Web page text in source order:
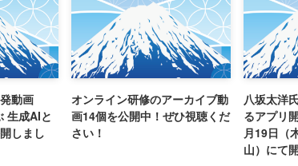
動画
生成AIと
しまし
オンライン研修のアーカイブ動
画14個を公開中！ぜひ視聴くだ
さい！
八坂太洋
るアプリ
月19日（
山）にて